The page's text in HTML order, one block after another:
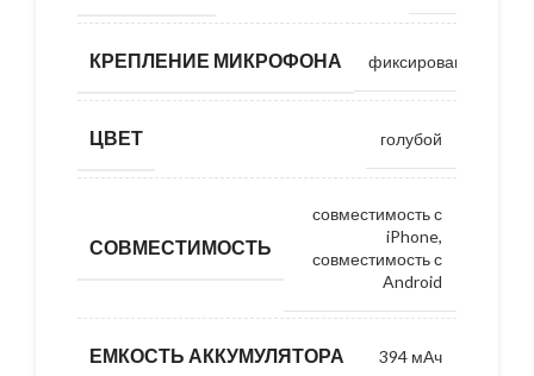
КРЕПЛЕНИЕ МИКРОФОНА фиксированное
ЦВЕТ голубой
СОВМЕСТИМОСТЬ
совместимость с
iPhone,
совместимость с
Android
ЕМКОСТЬ АККУМУЛЯТОРА 394 мАч